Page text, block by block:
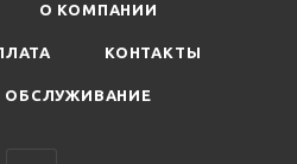
О КОМПАНИИ
КОНТАКТЫ
ОБСЛУЖИВАНИЕ